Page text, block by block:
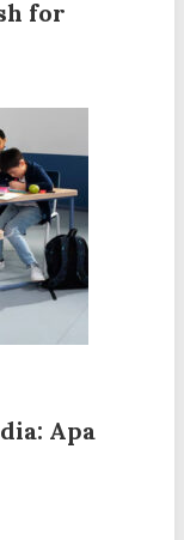
for
Apa